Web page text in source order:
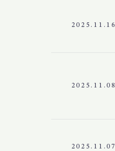
2025.11.16
2025.11.08
2025.11.07